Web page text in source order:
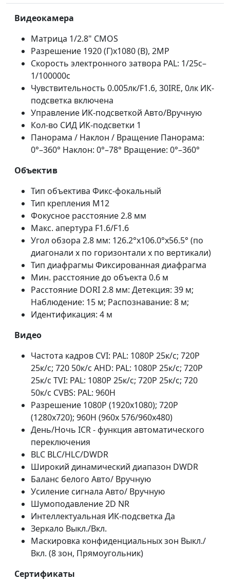
Видеокамера
Матрица 1/2.8" CMOS
Разрешение 1920 (Г)x1080 (В), 2MP
Скорость электронного затвора PAL: 1/25с–
1/100000с
Чувствительность 0.005лк/F1.6, 30IRE, 0лк ИК-
подсветка включена
Управление ИК-подсветкой Авто/Вручную
Кол-во СИД ИК-подсветки 1
Панорама / Наклон / Вращение Панорама:
0°–360° Наклон: 0°–78° Вращение: 0°–360°
Объектив
Тип объектива Фикс-фокальный
Тип крепления M12
Фокусное расстояние 2.8 мм
Макс. апертура F1.6/F1.6
Угол обзора 2.8 мм: 126.2°x106.0°x56.5° (по
диагонали x по горизонтали x по вертикали)
Тип диафрагмы Фиксированная диафрагма
Мин. расстояние до объекта 0.6 м
Расстояние DORI 2.8 мм: Детекция: 39 м;
Наблюдение: 15 м; Распознавание: 8 м;
Идентификация: 4 м
Видео
Частота кадров CVI: PAL: 1080P 25к/с; 720P
25к/с; 720 50к/с AHD: PAL: 1080P 25к/с; 720P
25к/с TVI: PAL: 1080P 25к/с; 720P 25к/с; 720
50к/с CVBS: PAL: 960H
Разрешение 1080P (1920x1080); 720P
(1280x720); 960H (960x 576/960x480)
День/Ночь ICR - функция автоматического
переключения
BLC BLC/HLC/DWDR
Широкий динамический диапазон DWDR
Баланс белого Авто/ Вручную
Усиление сигнала Авто/ Вручную
Шумоподавление 2D NR
Интеллектуальная ИК-подсветка Да
Зеркало Выкл./Вкл.
Маскировка конфиденциальных зон Выкл./
Вкл. (8 зон, Прямоугольник)
Сертификаты